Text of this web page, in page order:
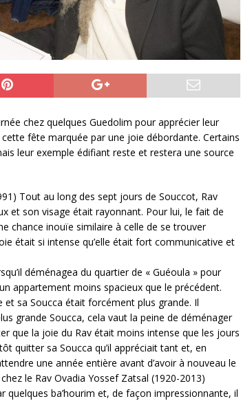
chez quelques Guedolim pour apprécier leur
fête marquée par une joie débordante. Certains
leur exemple édifiant reste et restera une source
Tout au long des sept jours de Souccot, Rav
et son visage était rayonnant. Pour lui, le fait de
chance inouïe similaire à celle de se trouver
était si intense qu’elle était fort communicative et
déménagea du quartier de « Guéoula » pour
appartement moins spacieux que le précédent.
sa Soucca était forcément plus grande. Il
grande Soucca, cela vaut la peine de déménager
que la joie du Rav était moins intense que les jours
quitter sa Soucca qu’il appréciait tant et, en
une année entière avant d’avoir à nouveau le
le Rav Ovadia Yossef Zatsal (1920-2013)
quelques ba’hourim et, de façon impressionnante, il